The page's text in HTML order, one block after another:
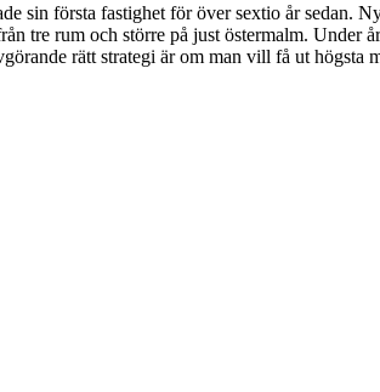
sin första fastighet för över sextio år sedan.
tre rum och större på just östermalm. Under
rätt strategi är om man vill få ut högsta